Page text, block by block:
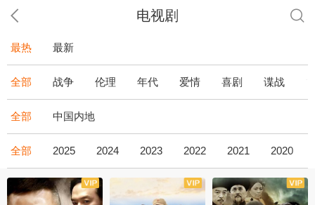
电视剧
最热 最新
全部 战争 伦理 年代 爱情 喜剧 谍战
全部 中国内地
全部 2025 2024 2023 2022 2021 2020
全43集 全36集 全34集